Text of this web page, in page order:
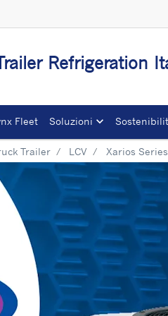
Refrigeration
Fleet Soluzioni
Trailer LCV Xarios Series